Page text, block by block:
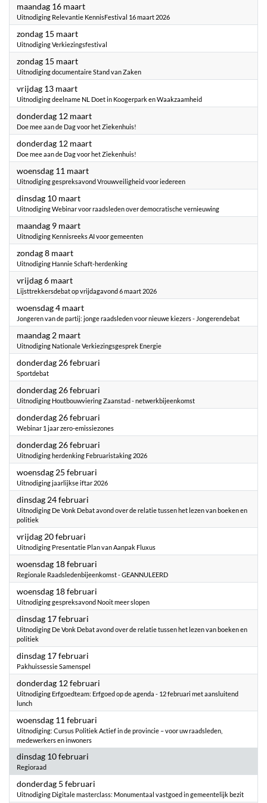
maandag 16 maart2026
Uitnodiging Relevantie KennisFestival 16 maart 2026
zondag 15 maart2026
Uitnodiging Verkiezingsfestival
zondag 15 maart2026
Uitnodiging documentaire Stand van Zaken
vrijdag 13 maart2026
Uitnodiging deelname NL Doet in Koogerpark en Waakzaamheid
donderdag 12 maart2026
Doe mee aan de Dag voor het Ziekenhuis!
donderdag 12 maart2026
Doe mee aan de Dag voor het Ziekenhuis!
woensdag 11 maart2026
Uitnodiging gespreksavond Vrouwveiligheid voor iedereen
dinsdag 10 maart2026
Uitnodiging Webinar voor raadsleden over democratische vernieuwing
maandag 9 maart2026
Uitnodiging Kennisreeks AI voor gemeenten
zondag 8 maart2026
Uitnodiging Hannie Schaft-herdenking
vrijdag 6 maart2026
Lijsttrekkersdebat op vrijdagavond 6 maart 2026
woensdag 4 maart2026
Jongeren van de partij: jonge raadsleden voor nieuwe kiezers - Jongerendebat
maandag 2 maart2026
Uitnodiging Nationale Verkiezingsgesprek Energie
donderdag 26 februari
Sportdebat
donderdag 26 februari
Uitnodiging Houtbouwviering Zaanstad - netwerkbijeenkomst
donderdag 26 februari
Webinar 1 jaar zero-emissiezones
donderdag 26 februari
Uitnodiging herdenking Februaristaking 2026
woensdag 25 februari
Uitnodiging jaarlijkse iftar 2026
dinsdag 24 februari
Uitnodiging De Vonk Debat avond over de relatie tussen het lezen van boeken en
politiek
vrijdag 20 februari
Uitnodiging Presentatie Plan van Aanpak Fluxus
woensdag 18 februari
Regionale Raadsledenbijeenkomst - GEANNULEERD
woensdag 18 februari
Uitnodiging gespreksavond Nooit meer slopen
dinsdag 17 februari
Uitnodiging De Vonk Debat avond over de relatie tussen het lezen van boeken en
politiek
dinsdag 17 februari
Pakhuissessie Samenspel
donderdag 12 februari
Uitnodiging Erfgoedteam: Erfgoed op de agenda - 12 februari met aansluitend
lunch
woensdag 11 februari
Uitnodiging: Cursus Politiek Actief in de provincie – voor uw raadsleden,
medewerkers en inwoners
dinsdag 10 februari
Regioraad
donderdag 5 februari
Uitnodiging Digitale masterclass: Monumentaal vastgoed in gemeentelijk bezit